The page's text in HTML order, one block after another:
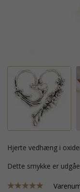
hjerte vedhæng i
Dette smykke er